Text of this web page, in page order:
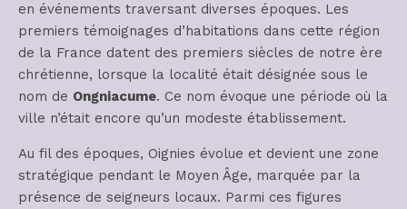
en événements traversant diverses époques. Les
premiers témoignages d’habitations dans cette région
de la France datent des premiers siècles de notre ère
chrétienne, lorsque la localité était désignée sous le
nom de Ongniacume. Ce nom évoque une période où la
ville n’était encore qu’un modeste établissement.
Au fil des époques, Oignies évolue et devient une zone
stratégique pendant le Moyen Âge, marquée par la
présence de seigneurs locaux. Parmi ces figures